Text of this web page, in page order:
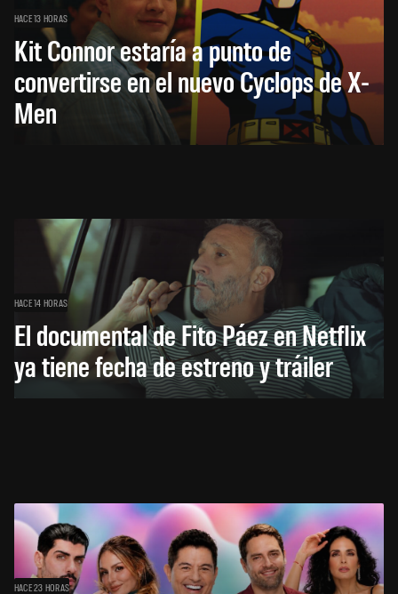
HACE 13 HORAS
Kit Connor estaría a punto de
convertirse en el nuevo Cyclops de X-
Men
HACE 14 HORAS
El documental de Fito Páez en Netflix
ya tiene fecha de estreno y tráiler
HACE 23 HORAS